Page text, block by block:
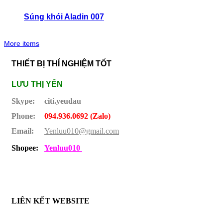
Súng khói Aladin 007
More items
THIẾT BỊ THÍ NGHIỆM TỐT
LƯU THỊ YẾN
Skype:
citi.yeudau
Phone:
094.936.0692 (Zalo)
Email:
Yenluu010@gmail.com
Shopee:
Yenluu010
LIÊN KẾT WEBSITE